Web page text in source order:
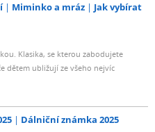
Miminko a mráz
Jak vybírat
Klasika, se kterou zabodujete
dětem ubližují ze všeho nejvíc
Dálniční známka 2025